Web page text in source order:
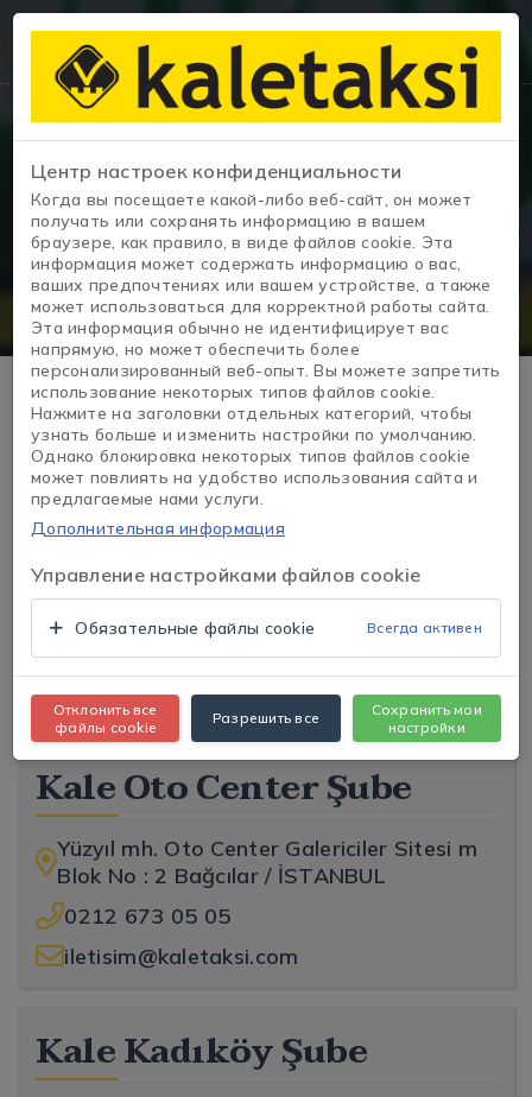
Коммуникация
Kale İstoç Plaza
Merkezi B Blok No:1 Kale Plaza
+90 212 659 18 18
iletisim@kaletaksi.com
Kale Oto Center Şube
Yüzyıl mh. Oto Center Galericiler Sitesi m
Blok No : 2 Bağcılar / İSTANBUL
0212 673 05 05
iletisim@kaletaksi.com
Kale Kadıköy Şube
Центр настроек конфиденциальности
Когда вы посещаете какой-либо веб-сайт, он может
получать или сохранять информацию в вашем
браузере, как правило, в виде файлов cookie. Эта
информация может содержать информацию о вас,
ваших предпочтениях или вашем устройстве, а также
может использоваться для корректной работы сайта.
Эта информация обычно не идентифицирует вас
напрямую, но может обеспечить более
персонализированный веб-опыт. Вы можете запретить
использование некоторых типов файлов cookie.
Нажмите на заголовки отдельных категорий, чтобы
узнать больше и изменить настройки по умолчанию.
Однако блокировка некоторых типов файлов cookie
может повлиять на удобство использования сайта и
предлагаемые нами услуги.
Дополнительная информация
Управление настройками файлов cookie
Обязательные файлы cookie Всегда активен
Отклонить все
файлы cookie
Разрешить все
Сохранить мои
настройки